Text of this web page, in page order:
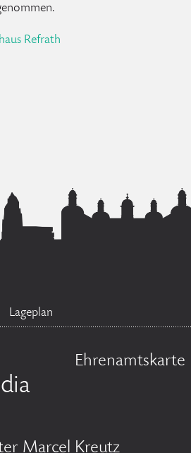
Refrath
Lageplan
Ehrenamtskarte
Marcel Kreutz